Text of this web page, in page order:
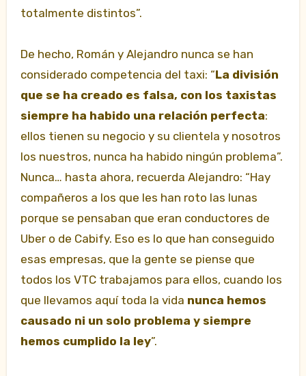
totalmente distintos”.
De hecho, Román y Alejandro nunca se han
considerado competencia del taxi: “La división
que se ha creado es falsa, con los taxistas
siempre ha habido una relación perfecta:
ellos tienen su negocio y su clientela y nosotros
los nuestros, nunca ha habido ningún problema”.
Nunca… hasta ahora, recuerda Alejandro: “Hay
compañeros a los que les han roto las lunas
porque se pensaban que eran conductores de
Uber o de Cabify. Eso es lo que han conseguido
esas empresas, que la gente se piense que
todos los VTC trabajamos para ellos, cuando los
que llevamos aquí toda la vida nunca hemos
causado ni un solo problema y siempre
hemos cumplido la ley”.